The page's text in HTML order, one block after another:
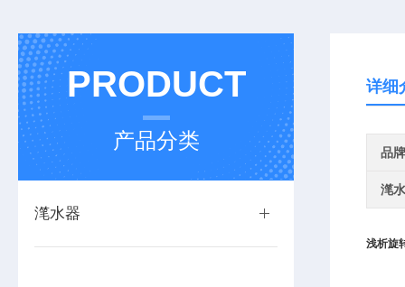
PRODUCT
产品分类
滗水器
详细
品牌
滗
浅析旋